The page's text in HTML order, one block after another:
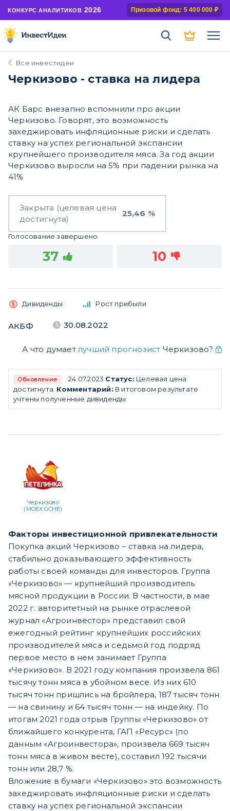
КОНКУРС АНАЛИТИКОВ 2026 Призовой фонд: 5 400 000 ₽
Все инвестидеи
Черкизово - ставка на лидера
АК Барс внезапно вспомнили про акции
Черкизово. Говорят, это возможность
захеджировать инфляционные риски и сделать
ставку на успех региональной экспансии
крупнейшего производителя мяса. За год акции
Черкизово выросли на 5% при падении рынка на
41%
Закрыта (целевая цена
достигнута)
25,46 %
Голосование завершено.
37 10
Дивиденды Рост прибыли
АКБФ 30.08.2022
А что думает лучший прогнозист Черкизово?
Обновление 24.07.2023 Статус: Целевая цена
достигнута. Комментарий: В итоговом результате
учтены полученные дивиденды
Черкизово
(MOEX:GCHE)
Факторы инвестиционной привлекательности
Покупка акций Черкизово – ставка на лидера,
стабильно доказывающего эффективность
работы своей команды для инвесторов. Группа
«Черкизово» — крупнейший производитель
мясной продукции в России. В частности, в мае
2022 г. авторитетный на рынке отраслевой
журнал «Агроинвестор» представил свой
ежегодный рейтинг крупнейших российских
производителей мяса и седьмой год подряд
первое место в нем занимает Группа
«Черкизово». В 2021 году компания произвела 861
тысячу тонн мяса в убойном весе. Из них 610
тысяч тонн пришлись на бройлера, 187 тысяч тонн
— на свинину и 64 тысяч тонн — на индейку. По
итогам 2021 года отрыв Группы «Черкизово» от
ближайшего конкурента, ГАП «Ресурс» (по
данным «Агроинвестора», произвела 669 тысяч
тонн мяса в живом весте), составил 192 тысячи
тонн или 28,7 %.
Вложение в бумаги «Черкизово» это возможность
захеджировать инфляционные риски и сделать
ставку на успех региональной экспансии